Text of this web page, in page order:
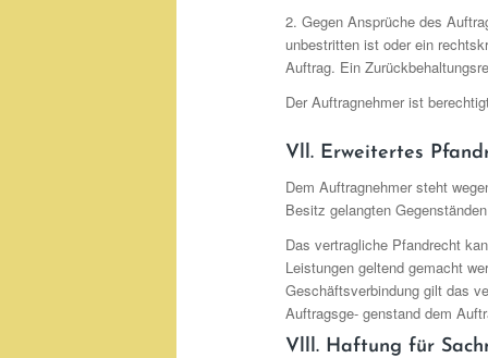
2. Gegen Ansprüche des
unbestritten ist oder ein
Auftrag. Ein
Der Auftragnehmer ist
Vll. Erweitertes
Dem Auftragnehmer steht
Besitz gelangten
Das vertragliche Pfandrecht
Leistungen geltend gemacht
Geschäftsverbindung gilt das
Auftragsge- genstand dem
Vlll. Haftung für